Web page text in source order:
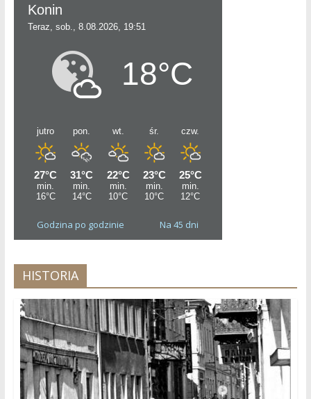
Godzina po godzinie Na 45 dni
HISTORIA